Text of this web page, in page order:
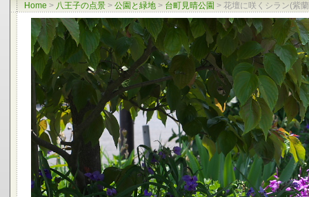
Home > 八王子の点景 > 公園と緑地 > 台町見晴公園 > 花壇に咲くシラン(紫